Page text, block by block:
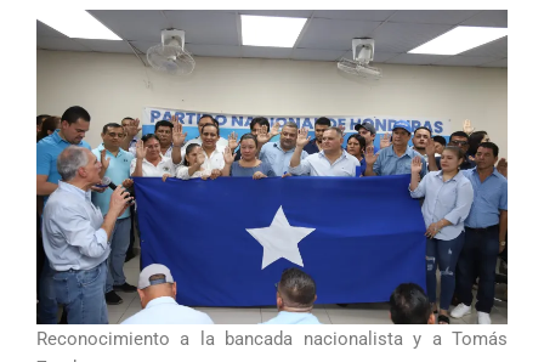
Reconocimiento a la bancada nacionalista y a Tomás